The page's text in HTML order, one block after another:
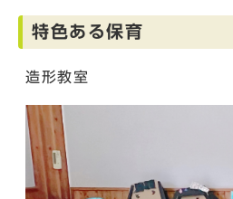
特色ある保育
造形教室